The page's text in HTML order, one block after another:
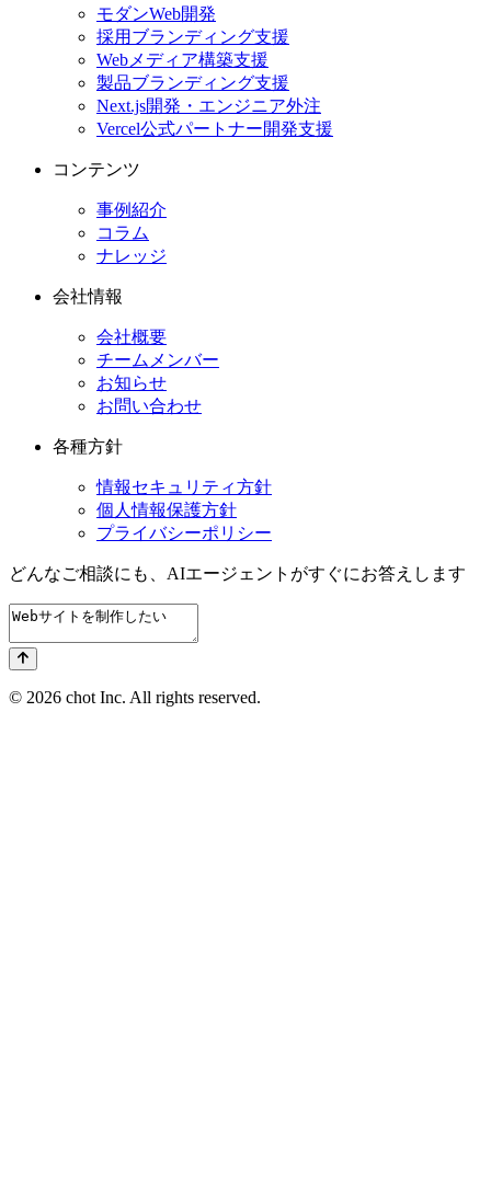
モダンWeb開発
採用ブランディング支援
Webメディア構築支援
製品ブランディング支援
Next.js開発・エンジニア外注
Vercel公式パートナー開発支援
コンテンツ
事例紹介
コラム
ナレッジ
会社情報
会社概要
チームメンバー
お知らせ
お問い合わせ
各種方針
情報セキュリティ方針
個人情報保護方針
プライバシーポリシー
どんなご相談にも、 AIエージェントがすぐにお答えします
© 2026 chot Inc. All rights reserved.